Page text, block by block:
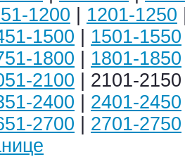
1200 1201-1250
1500 1501-1550
1800 1801-1850
2100 | 2101-
2400 2401-2450
2700 2701-2750